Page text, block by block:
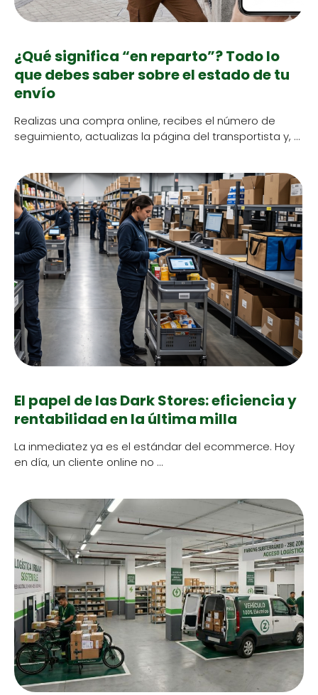
¿Qué significa “en reparto”? Todo lo
que debes saber sobre el estado de tu
envío
Real­izas una com­pra online, recibes el número de
seguimien­to, actu­al­izas la pági­na del trans­portista y, …
El papel de las Dark Stores: eficiencia y
rentabilidad en la última milla
La inmedi­atez ya es el están­dar del ecom­merce. Hoy
en día, un cliente online no …